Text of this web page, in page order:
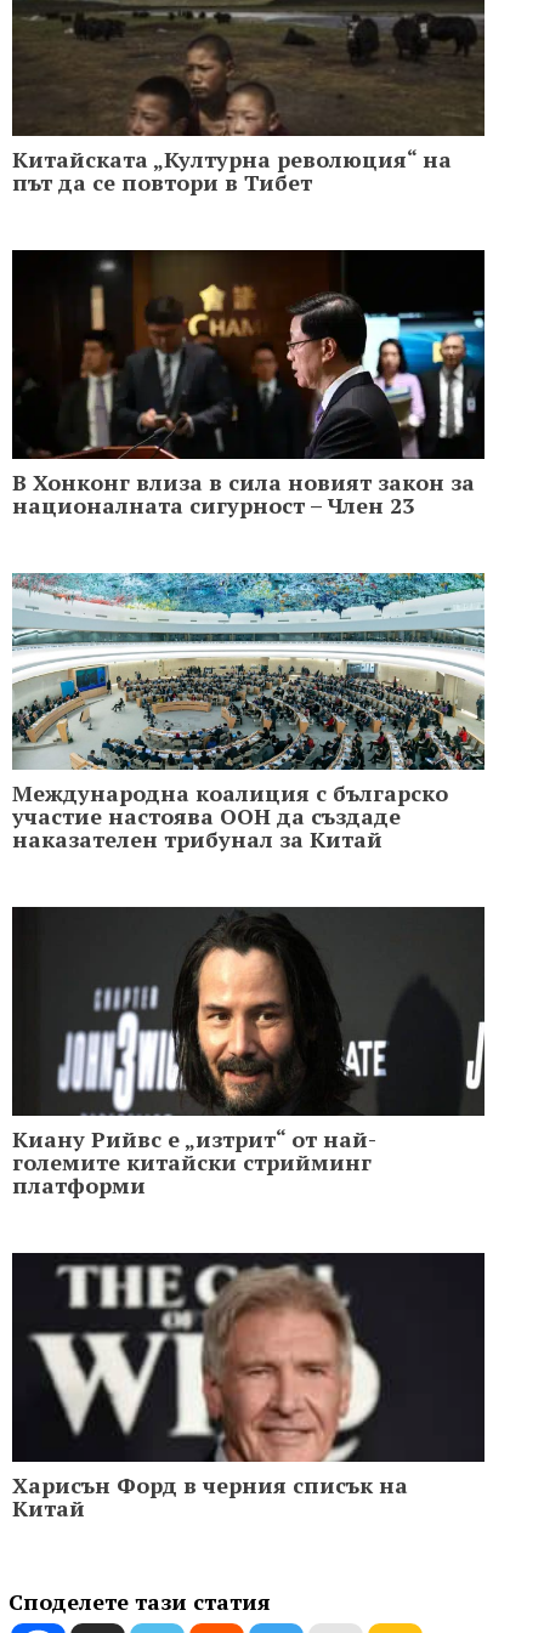
Китайската „Културна революция“ на
път да се повтори в Тибет
В Хонконг влиза в сила новият закон за
националната сигурност – Член 23
Международна коалиция с българско
участие настоява ООН да създаде
наказателен трибунал за Китай
Киану Рийвс е „изтрит“ от най-
големите китайски стрийминг
платформи
Харисън Форд в черния списък на
Китай
Споделете тази статия